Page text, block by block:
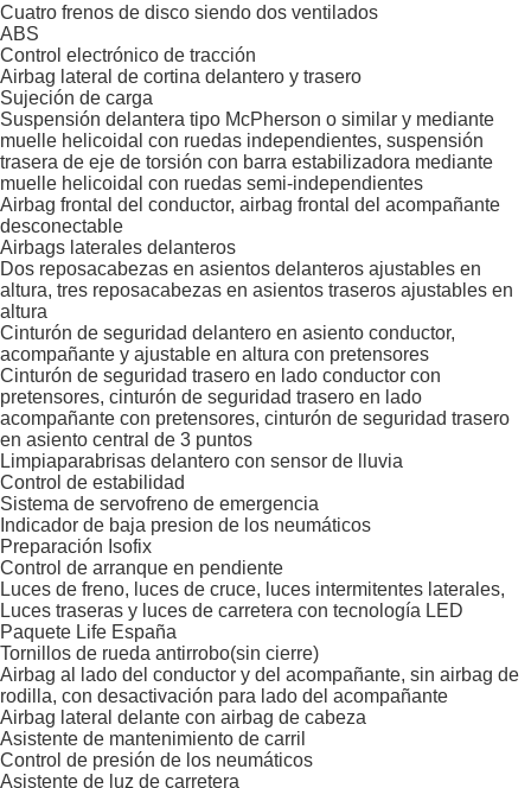
Cuatro frenos de disco siendo dos ventilados
ABS
Control electrónico de tracción
Airbag lateral de cortina delantero y trasero
Sujeción de carga
Suspensión delantera tipo McPherson o similar y mediante
muelle helicoidal con ruedas independientes, suspensión
trasera de eje de torsión con barra estabilizadora mediante
muelle helicoidal con ruedas semi-independientes
Airbag frontal del conductor, airbag frontal del acompañante
desconectable
Airbags laterales delanteros
Dos reposacabezas en asientos delanteros ajustables en
altura, tres reposacabezas en asientos traseros ajustables en
altura
Cinturón de seguridad delantero en asiento conductor,
acompañante y ajustable en altura con pretensores
Cinturón de seguridad trasero en lado conductor con
pretensores, cinturón de seguridad trasero en lado
acompañante con pretensores, cinturón de seguridad trasero
en asiento central de 3 puntos
Limpiaparabrisas delantero con sensor de lluvia
Control de estabilidad
Sistema de servofreno de emergencia
Indicador de baja presion de los neumáticos
Preparación Isofix
Control de arranque en pendiente
Luces de freno, luces de cruce, luces intermitentes laterales,
Luces traseras y luces de carretera con tecnología LED
Paquete Life España
Tornillos de rueda antirrobo(sin cierre)
Airbag al lado del conductor y del acompañante, sin airbag de
rodilla, con desactivación para lado del acompañante
Airbag lateral delante con airbag de cabeza
Asistente de mantenimiento de carril
Control de presión de los neumáticos
Asistente de luz de carretera